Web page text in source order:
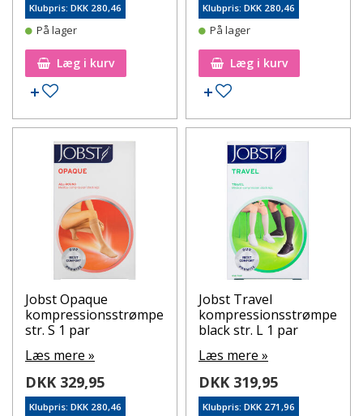
Klubpris: DKK 280,46
På lager
Læg i kurv
Tilføj til ønskeseddel
Klubpris: DKK 280,46
På lager
Læg i kurv
Tilføj til ønskeseddel
Jobst Opaque
kompressionsstrømpe
str. S 1 par
Læs mere »
DKK 329,95
Klubpris: DKK 280,46
Jobst Travel
kompressionsstrømpe
black str. L 1 par
Læs mere »
DKK 319,95
Klubpris: DKK 271,96